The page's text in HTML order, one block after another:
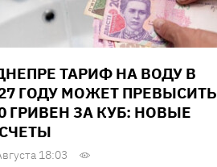
ТАРИФ НА ВОДУ В
ГОДУ МОЖЕТ ПРЕВЫСИТЬ
ГРИВЕН ЗА КУБ: НОВЫЕ
18:03